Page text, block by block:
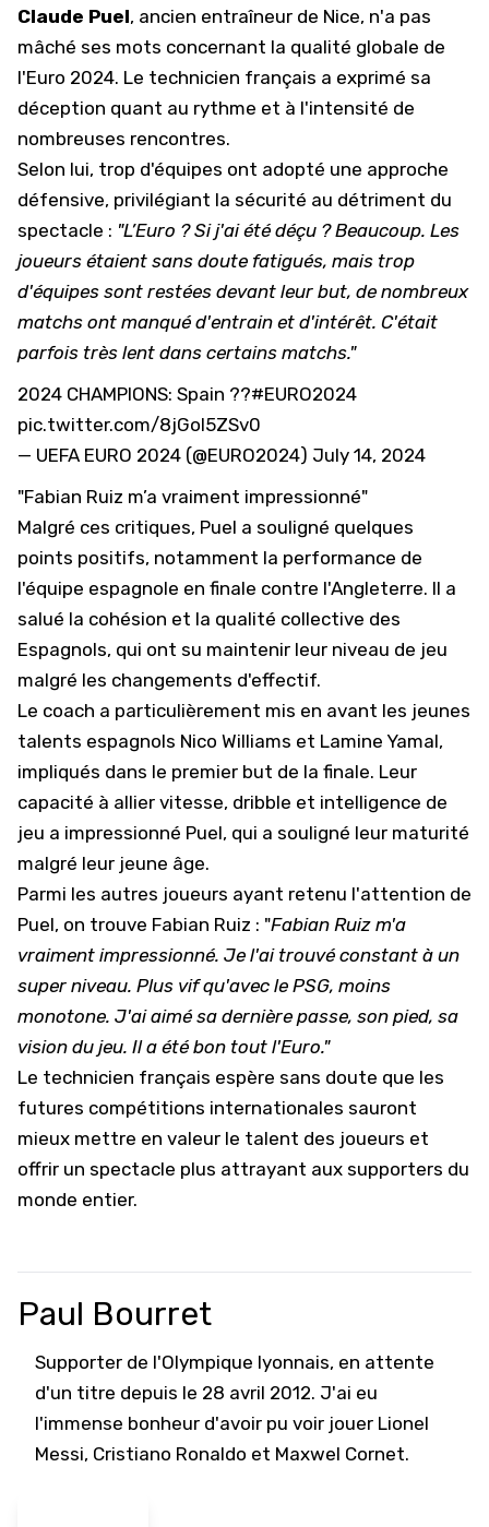
Claude Puel, ancien entraîneur de Nice, n'a pas
mâché ses mots concernant la qualité globale de
l'Euro 2024. Le technicien français a exprimé sa
déception quant au rythme et à l'intensité de
nombreuses rencontres.
Selon lui, trop d'équipes ont adopté une approche
défensive, privilégiant la sécurité au détriment du
spectacle : "L’Euro ? Si j'ai été déçu ? Beaucoup. Les
joueurs étaient sans doute fatigués, mais trop
d'équipes sont restées devant leur but, de nombreux
matchs ont manqué d'entrain et d'intérêt. C'était
parfois très lent dans certains matchs."
2024 CHAMPIONS: Spain ??#EURO2024
pic.twitter.com/8jGoI5ZSv0
— UEFA EURO 2024 (@EURO2024) July 14, 2024
"Fabian Ruiz m’a vraiment impressionné"
Malgré ces critiques, Puel a souligné quelques
points positifs, notamment la performance de
l'équipe espagnole en finale contre l'Angleterre. Il a
salué la cohésion et la qualité collective des
Espagnols, qui ont su maintenir leur niveau de jeu
malgré les changements d'effectif.
Le coach a particulièrement mis en avant les jeunes
talents espagnols Nico Williams et Lamine Yamal,
impliqués dans le premier but de la finale. Leur
capacité à allier vitesse, dribble et intelligence de
jeu a impressionné Puel, qui a souligné leur maturité
malgré leur jeune âge.
Parmi les autres joueurs ayant retenu l'attention de
Puel, on trouve Fabian Ruiz : "Fabian Ruiz m'a
vraiment impressionné. Je l'ai trouvé constant à un
super niveau. Plus vif qu'avec le PSG, moins
monotone. J'ai aimé sa dernière passe, son pied, sa
vision du jeu. Il a été bon tout l'Euro."
Le technicien français espère sans doute que les
futures compétitions internationales sauront
mieux mettre en valeur le talent des joueurs et
offrir un spectacle plus attrayant aux supporters du
monde entier.
Paul Bourret
Supporter de l'Olympique lyonnais, en attente
d'un titre depuis le 28 avril 2012. J'ai eu
l'immense bonheur d'avoir pu voir jouer Lionel
Messi, Cristiano Ronaldo et Maxwel Cornet.